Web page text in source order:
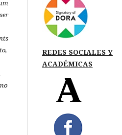
REDES SOCIALES Y
ACADÉMICAS